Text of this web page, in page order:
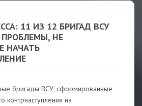
11 ИЗ 12 БРИГАД ВСУ
НЕ
НАЧАТЬ
бригады ВСУ, сформированные
контрнаступления на